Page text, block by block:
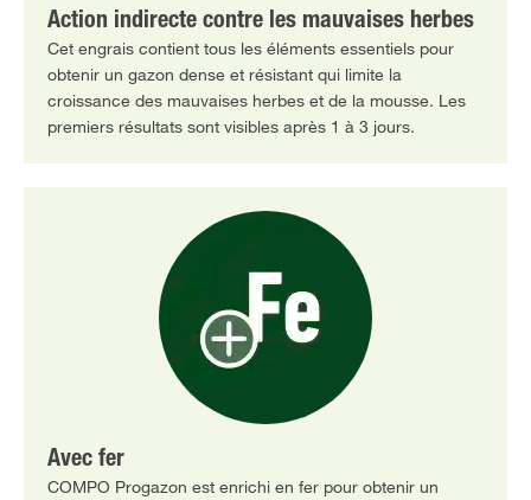
Action indirecte contre les mauvaises herbes
Cet engrais contient tous les éléments essentiels pour
obtenir un gazon dense et résistant qui limite la
croissance des mauvaises herbes et de la mousse. Les
premiers résultats sont visibles après 1 à 3 jours.
Avec fer
COMPO Progazon est enrichi en fer pour obtenir un